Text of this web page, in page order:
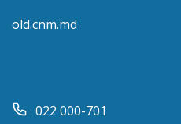
old.cnm.md
022 000-701